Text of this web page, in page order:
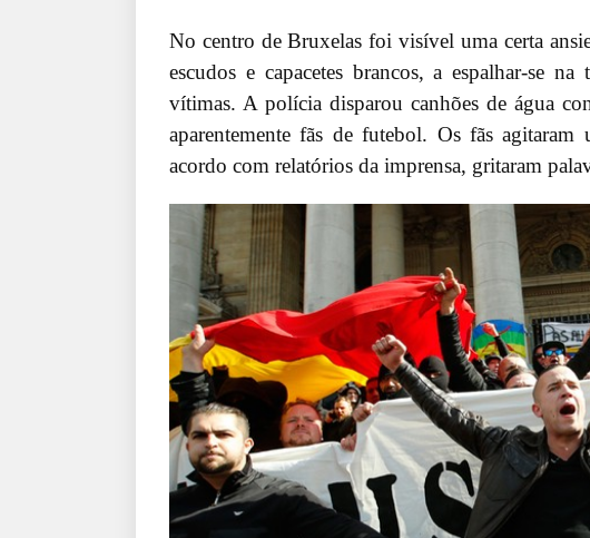
No centro de Bruxelas foi visível uma certa
escudos e capacetes brancos, a espalhar-se
vítimas. A polícia disparou canhões de água
aparentemente fãs de futebol. Os fãs
acordo com relatórios da imprensa, gritaram